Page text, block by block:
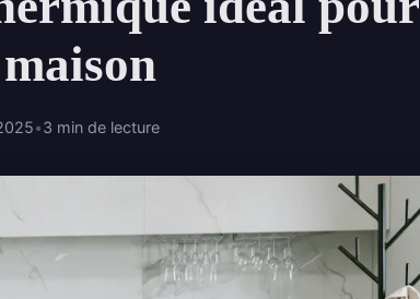
•3 min de lecture